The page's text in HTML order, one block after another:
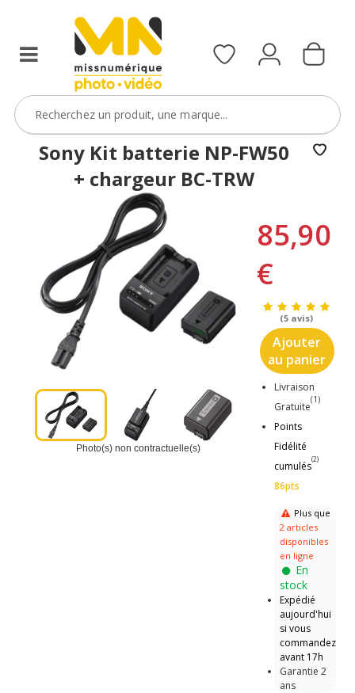
Sony Kit batterie NP-FW50
+ chargeur BC-TRW
Photo(s) non contractuelle(s)
85,90
€
(5 avis)
Ajouter
au panier
Livraison
Gratuite
(1)
Points
Fidélité
cumulés
(2)
86pts
Plus que
2 articles
disponibles
en ligne
En
stock
Expédié
aujourd'hui
si vous
commandez
avant 17h
Garantie 2
ans